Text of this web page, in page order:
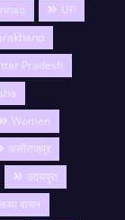
UP
Pradesh
Women
अलीराजपुर
उदयपुरा
कथा वाचन